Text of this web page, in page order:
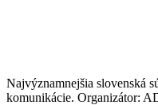
Najvýznamnejšia slovenská
komunikácie. Organizátor: